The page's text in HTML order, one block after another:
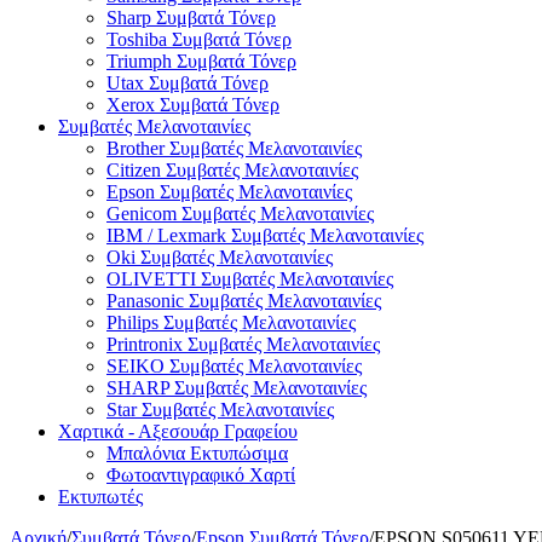
Sharp Συμβατά Τόνερ
Toshiba Συμβατά Τόνερ
Triumph Συμβατά Τόνερ
Utax Συμβατά Τόνερ
Xerox Συμβατά Τόνερ
Συμβατές Μελανοταινίες
Brother Συμβατές Μελανοταινίες
Citizen Συμβατές Μελανοταινίες
Epson Συμβατές Μελανοταινίες
Genicom Συμβατές Μελανοταινίες
IBM / Lexmark Συμβατές Μελανοταινίες
Oki Συμβατές Μελανοταινίες
OLIVETTI Συμβατές Μελανοταινίες
Panasonic Συμβατές Μελανοταινίες
Philips Συμβατές Μελανοταινίες
Printronix Συμβατές Μελανοταινίες
SEIKO Συμβατές Μελανοταινίες
SHARP Συμβατές Μελανοταινίες
Star Συμβατές Μελανοταινίες
Χαρτικά - Αξεσουάρ Γραφείου
Μπαλόνια Εκτυπώσιμα
Φωτοαντιγραφικό Χαρτί
Εκτυπωτές
Αρχική/Συμβατά Τόνερ/Epson Συμβατά Τόνερ/EPSON S050611